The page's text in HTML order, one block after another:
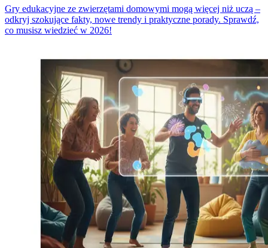
Gry edukacyjne ze zwierzętami domowymi mogą więcej niż uczą –
odkryj szokujące fakty, nowe trendy i praktyczne porady. Sprawdź,
co musisz wiedzieć w 2026!